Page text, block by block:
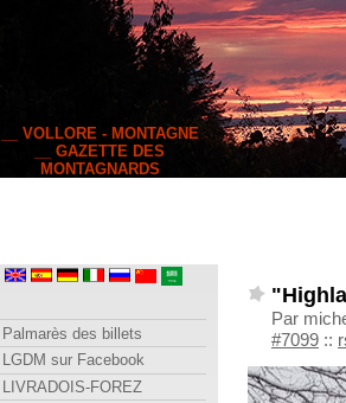
__ VOLLORE - MONTAGNE
__ GAZETTE DES
MONTAGNARDS
Par
#7099 ::
Palmarès des billets
LGDM sur Facebook
LIVRADOIS-FOREZ